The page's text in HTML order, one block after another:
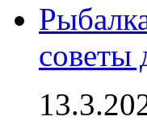
советы